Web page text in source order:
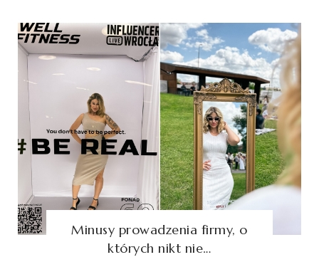
Minusy prowadzenia firmy, o
których nikt nie…